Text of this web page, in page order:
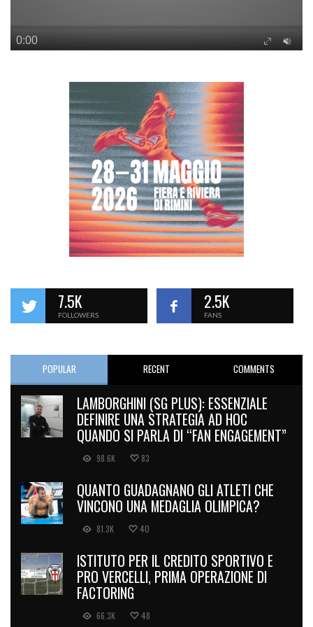
7.5K
FOLLOWERS
2.5K
FANS
POPULAR RECENT COMMENTS
LAMBORGHINI (SG PLUS): ESSENZIALE
DEFINIRE UNA STRATEGIA AD HOC
QUANDO SI PARLA DI “FAN ENGAGEMENT”
98.6K 83
QUANTO GUADAGNANO GLI ATLETI CHE
VINCONO UNA MEDAGLIA OLIMPICA?
81.3K 40
ISTITUTO PER IL CREDITO SPORTIVO E
PRO VERCELLI, PRIMA OPERAZIONE DI
FACTORING
66.3K 48